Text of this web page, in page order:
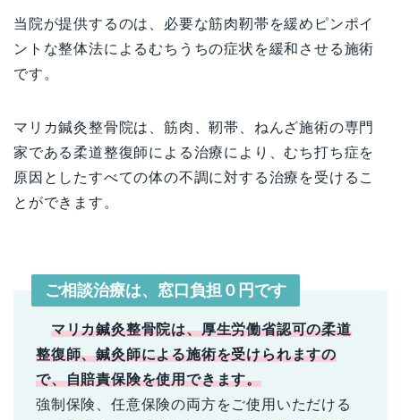
当院が提供するのは、必要な筋肉靭帯を緩めピンポイ
ントな整体法によるむちうちの症状を緩和させる施術
です。
マリカ鍼灸整骨院は、筋肉、靭帯、ねんざ施術の専門
家である柔道整復師による治療により、むち打ち症を
原因としたすべての体の不調に対する治療を受けるこ
とができます。
ご相談治療は、窓口負担０円です
マリカ鍼灸整骨院は、厚生労働省認可の柔道
整復師、鍼灸師による施術を受けられますの
で、自賠責保険を使用できます。
強制保険、任意保険の両方をご使用いただける